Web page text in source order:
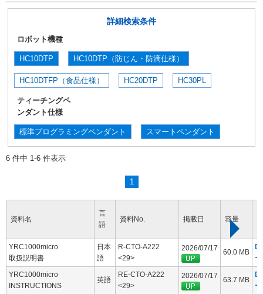
詳細検索条件
ロボット機種
HC10DTP HC10DTP（防じん・防滴仕様）
HC10DTFP（食品仕様） HC20DTP HC30PL
ティーチングペ
ンダント仕様
標準プログラミングペンダント スマートペンダント
6 件中 1-6 件表示
1
資料名
言
語
資料No. 掲載日 容量
YRC1000micro
取扱説明書
日本
語
R-CTO-A222
<29>
2026/07/17 60.0 MB
YRC1000micro
INSTRUCTIONS
英語
RE-CTO-A222
<29>
2026/07/17 63.7 MB